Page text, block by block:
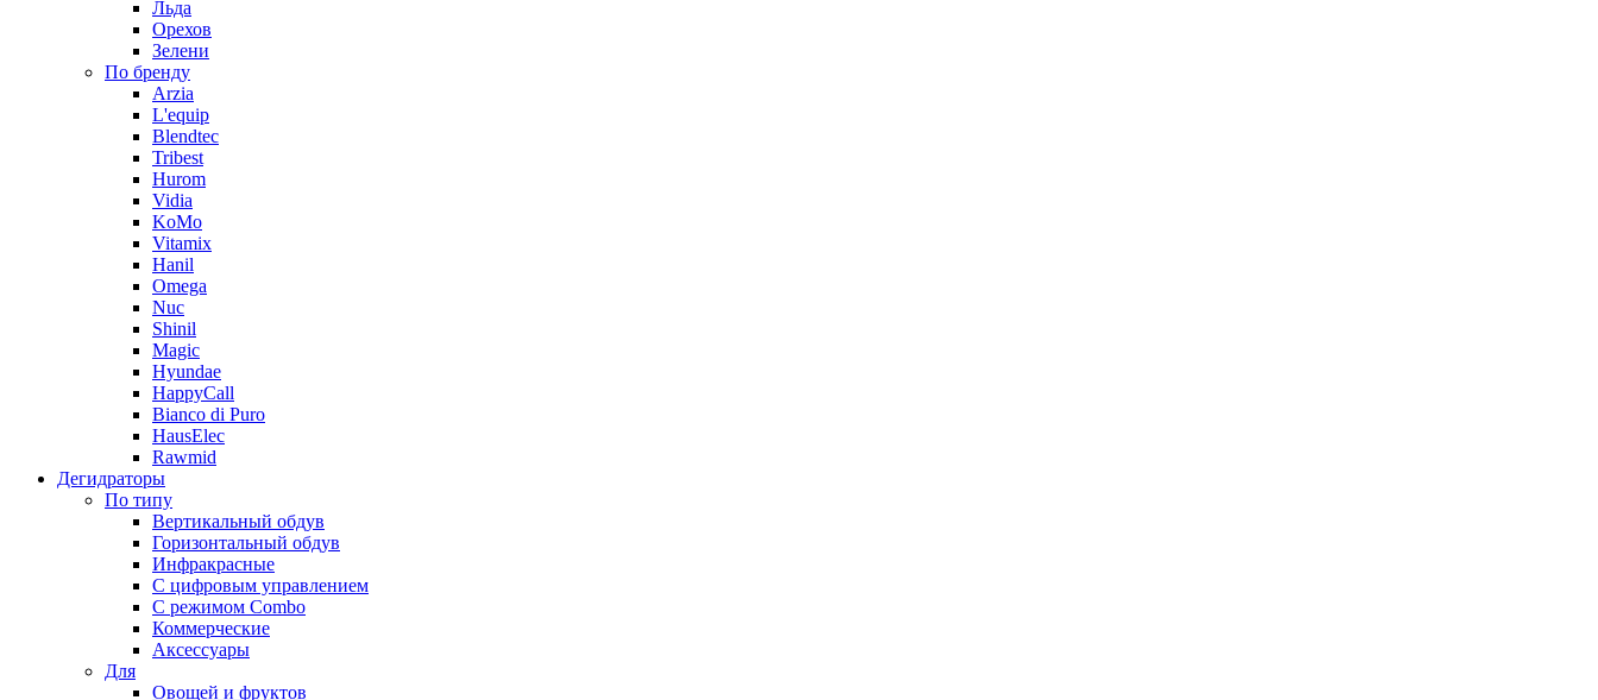
Льда
Орехов
Зелени
По бренду
Arzia
L'equip
Blendtec
Tribest
Hurom
Vidia
KoMo
Vitamix
Hanil
Omega
Nuc
Shinil
Magic
Hyundae
HappyCall
Bianco di Puro
HausElec
Rawmid
Дегидраторы
По типу
Вертикальный обдув
Горизонтальный обдув
Инфракрасные
С цифровым управлением
С режимом Combo
Коммерческие
Аксессуары
Для
Овощей и фруктов